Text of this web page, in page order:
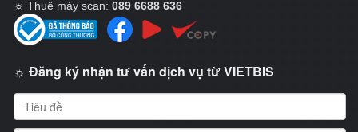
☼ Thuê máy scan: 089 6688 636
☼ Đăng ký nhận tư vấn dịch vụ từ VIETBIS